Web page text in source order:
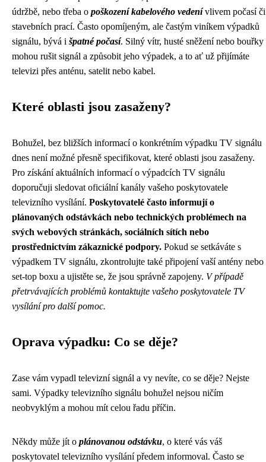
údržbě, nebo třeba o poškození kabelového vedenívlivem počasí či
stavebních prací. Často opomíjeným, ale častým viníkem výpadků
signálu, bývá i špatné počasí. Silný vítr, husté sněžení nebo bouřky
mohou rušit signál a způsobit jeho výpadek, a to ať už přijímáte
televizi přes anténu, satelit nebo kabel.
Které oblasti jsou zasaženy?
Bohužel, bez bližších informací o konkrétním výpadku TV signálu
dnes není možné přesně specifikovat, které oblasti jsou zasaženy.
Pro získání aktuálních informací o výpadcích TV signálu
doporučuji sledovat oficiální kanály vašeho poskytovatele
televizního vysílání. Poskytovatelé často informují o
plánovaných odstávkách nebo technických problémech na
svých webových stránkách, sociálních sítích nebo
prostřednictvím zákaznické podpory. Pokud se setkáváte s
výpadkem TV signálu, zkontrolujte také připojení vaší antény nebo
set-top boxu a ujistěte se, že jsou správně zapojeny. V případě
přetrvávajících problémů kontaktujte vašeho poskytovatele TV
vysílání pro další pomoc.
Oprava výpadku: Co se děje?
Zase vám vypadl televizní signál a vy nevíte, co se děje? Nejste
sami. Výpadky televizního signálu bohužel nejsou ničím
neobvyklým a mohou mít celou řadu příčin.
Někdy může jít o plánovanou odstávku, o které vás váš
poskytovatel televizního vysílání předem informoval. Často se